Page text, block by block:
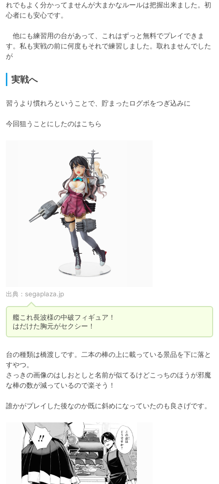
れでもよく分かってませんが大まかなルールは把握出来ました。初
心者にも安心です。
他にも練習用の台があって、これはずっと無料でプレイできま
す。私も実戦の前に何度もそれで練習しました。取れませんでした
実戦へ
習うより慣れろということで、貯まったログボをつぎ込みに
出典： segaplaza.jp
艦これ長波様の中破フィギュア！
はだけた胸元がセクシー！
台の種類は橋渡しです。二本の棒の上に載っている景品を下に落と
すやつ。
さっきの画像のはしおとしと名前が似てるけどこっちのほうが邪魔
な棒の数が減っているので楽そう！
誰かがプレイした後なのか既に斜めになっていたのも良さげです。